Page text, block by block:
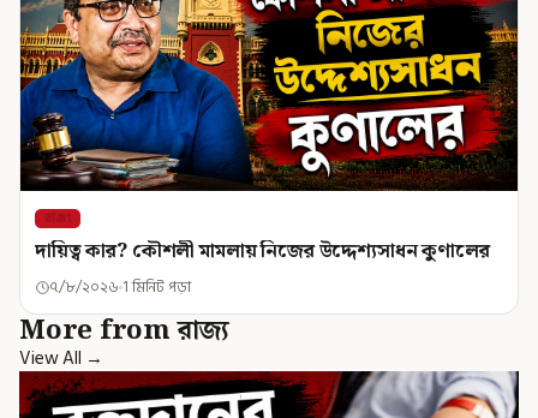
রাজ্য
দায়িত্ব কার? কৌশলী মামলায় নিজের উদ্দেশ্যসাধন কুণালের
৭/৮/২০২৬ 1 মিনিট পড়া
More from রাজ্য
View All →